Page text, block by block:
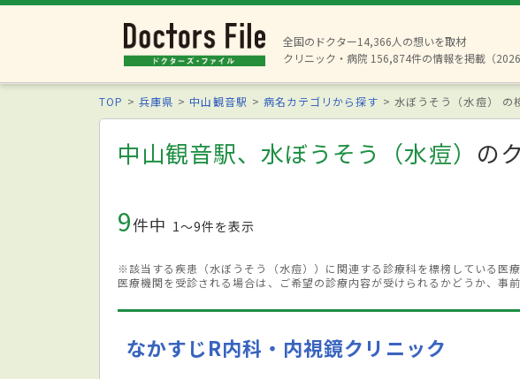
全国のドクター14,366人の想いを取材
クリニック・病院 156,874件の情報を掲載（2026
TOP 兵庫県 中山観音駅 病名カテゴリから探す 水ぼうそう（水痘） の
中山観音駅、水ぼうそう（水痘） の
9件中 1〜9件を表示
※該当する疾患（水ぼうそう（水痘））に関連する診療科を標榜している医
医療機関を受診される場合は、ご希望の診療内容が受けられるかどうか、事
なかすじR内科・内視鏡クリニック